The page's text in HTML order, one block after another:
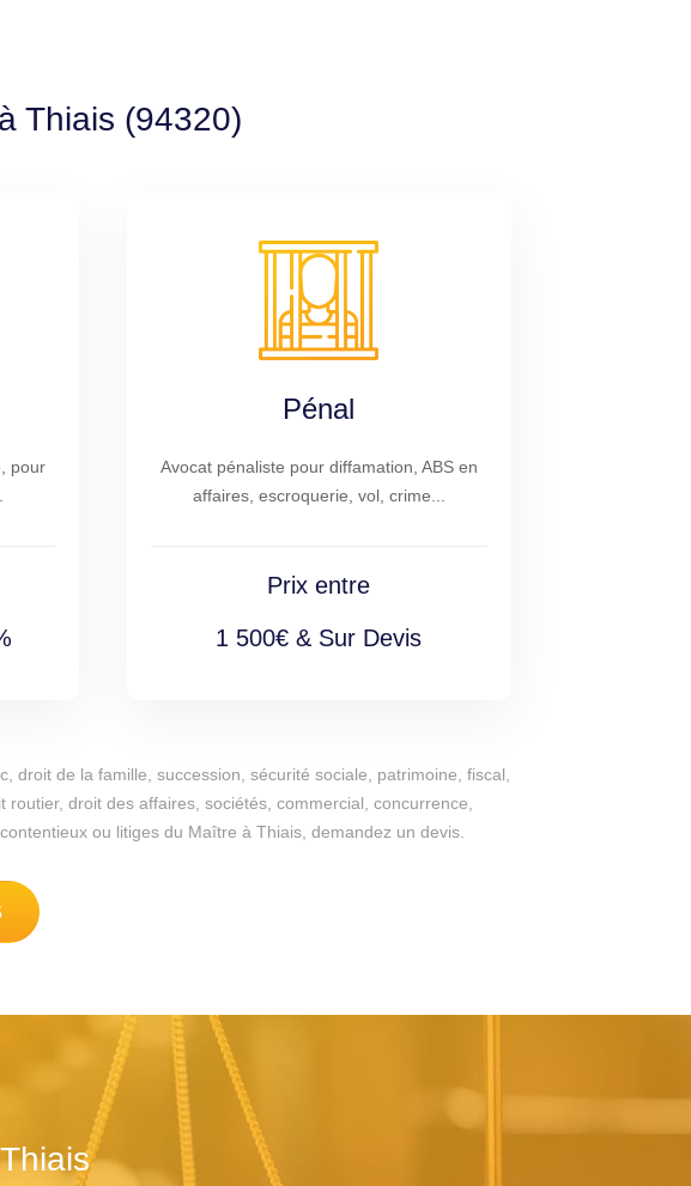
Thiais (94320)
pour
Pénal
Avocat pénaliste pour diffamation, ABS en
affaires, escroquerie, vol, crime...
Prix entre
1 500€ & Sur Devis
de la famille, succession, sécurité sociale, patrimoine, fiscal,
droit des affaires, sociétés, commercial, concurrence,
ou litiges du Maître à Thiais, demandez un devis.